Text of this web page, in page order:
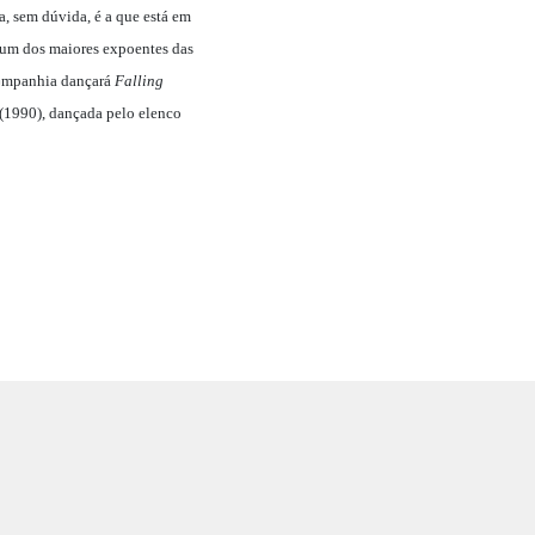
sem dúvida, é a que está em
dos maiores expoentes das
dançaráFalling
(1990), dançada pelo elenco